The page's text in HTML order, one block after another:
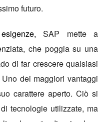
futuro.
SAP mette a
che poggia su una
di far crescere qualsiasi
dei maggiori vantaggi
carattere aperto. Ciò si
tecnologie utilizzate, ma